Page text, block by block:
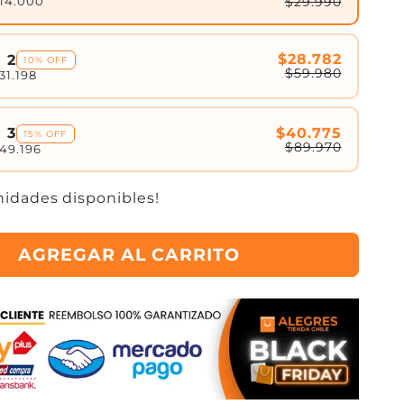
2 10% OFF $28.782
$59.980
3
15% OFF $40.775
$89.970
disponibles!
AGREGAR AL CARRITO